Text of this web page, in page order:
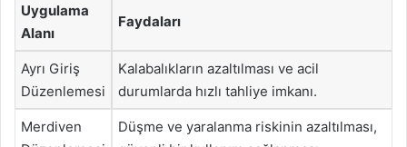
Uygulama
Alanı
Faydaları
Ayrı Giriş
Düzenlemesi
Kalabalıkların azaltılması ve acil
durumlarda hızlı tahliye imkanı.
Merdiven
Düşme ve yaralanma riskinin azaltılması,